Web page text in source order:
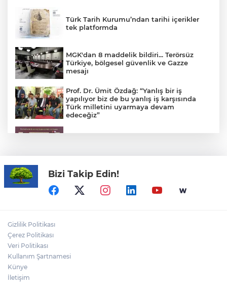
Türk Tarih Kurumu’ndan tarihi içerikler
tek platformda
MGK'dan 8 maddelik bildiri... Terörsüz
Türkiye, bölgesel güvenlik ve Gazze
mesajı
Prof. Dr. Ümit Özdağ: “Yanlış bir iş
yapılıyor biz de bu yanlış iş karşısında
Türk milletini uyarmaya devam
edeceğiz”
YÖK'ten uluslararası mezunlara ikamet
kolaylığı... Süre 2 yıla kadar uzatılabilecek
Yağış sonrası deniz uyarısı! Bulanık ve
Bizi Takip Edin!
Gizlilik Politikası
Çerez Politikası
Veri Politikası
Kullanım Şartnamesi
Künye
İletişim